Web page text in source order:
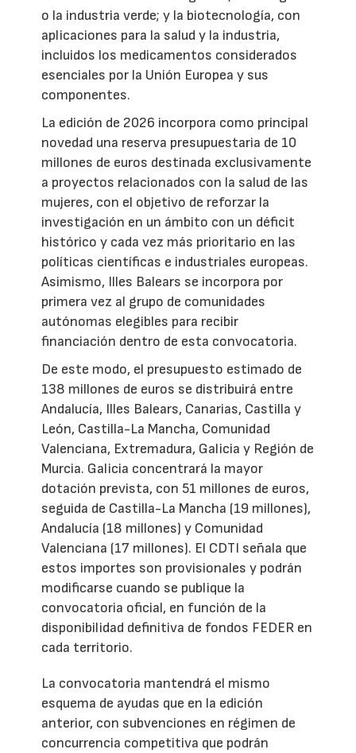
o la industria verde; y la biotecnología, con
aplicaciones para la salud y la industria,
incluidos los medicamentos considerados
esenciales por la Unión Europea y sus
componentes.
La edición de 2026 incorpora como principal
novedad una reserva presupuestaria de 10
millones de euros destinada exclusivamente
a proyectos relacionados con la salud de las
mujeres, con el objetivo de reforzar la
investigación en un ámbito con un déficit
histórico y cada vez más prioritario en las
políticas científicas e industriales europeas.
Asimismo, Illes Balears se incorpora por
primera vez al grupo de comunidades
autónomas elegibles para recibir
financiación dentro de esta convocatoria.
De este modo, el presupuesto estimado de
138 millones de euros se distribuirá entre
Andalucía, Illes Balears, Canarias, Castilla y
León, Castilla-La Mancha, Comunidad
Valenciana, Extremadura, Galicia y Región de
Murcia. Galicia concentrará la mayor
dotación prevista, con 51 millones de euros,
seguida de Castilla-La Mancha (19 millones),
Andalucía (18 millones) y Comunidad
Valenciana (17 millones). El CDTI señala que
estos importes son provisionales y podrán
modificarse cuando se publique la
convocatoria oficial, en función de la
disponibilidad definitiva de fondos FEDER en
cada territorio.
La convocatoria mantendrá el mismo
esquema de ayudas que en la edición
anterior, con subvenciones en régimen de
concurrencia competitiva que podrán